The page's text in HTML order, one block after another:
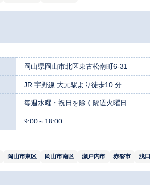
岡山県岡山市北区東古松南町6-31
JR 宇野線 大元駅より徒歩10 分
毎週水曜・祝日を除く隔週火曜日
9:00～18:00
岡山市東区 岡山市南区 瀬戸内市 赤磐市 浅